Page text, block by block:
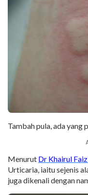
Tambah pula, ada yang
Menurut Dr Khairul
Urticaria, iaitu sejenis
juga dikenali dengan